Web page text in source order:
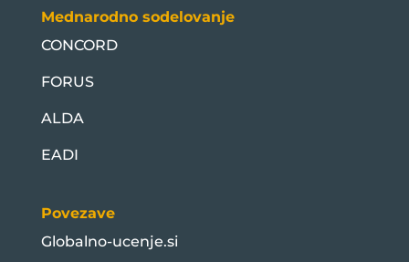
Mednarodno sodelovanje
CONCORD
FORUS
ALDA
EADI
Povezave
Globalno-ucenje.si